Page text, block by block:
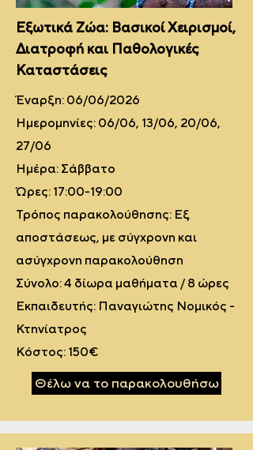
Εξωτικά Ζώα: Βασικοί Χειρισμοί,
Διατροφή και Παθολογικές
Καταστάσεις
Έναρξη: 06/06/2026
Ημερομηνίες: 06/06, 13/06, 20/06,
27/06
Ημέρα: Σάββατο
Ώρες: 17:00-19:00
Τρόπος παρακολούθησης: Εξ
αποστάσεως, με σύγχρονη και
ασύγχρονη παρακολούθηση
Σύνολο: 4 δίωρα μαθήματα / 8 ώρες
Εκπαιδευτής: Παναγιώτης Νομικός -
Κτηνίατρος
Κόστος: 150€
Θέλω να το παρακολουθήσω